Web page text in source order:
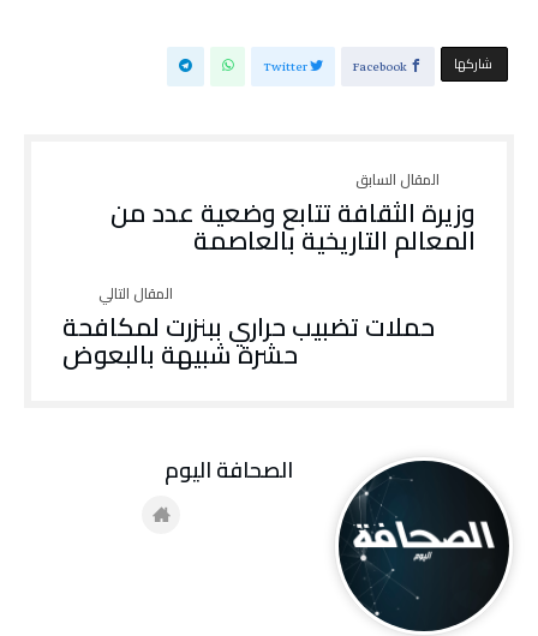
‫‫ شاركها‬ Facebook
Twitter
وزيرة الثقافة تتابع وضعية عدد من
المعالم التاريخية بالعاصمة
حملات تضبيب حراري ببنزرت لمكافحة
حشرة شبيهة بالبعوض